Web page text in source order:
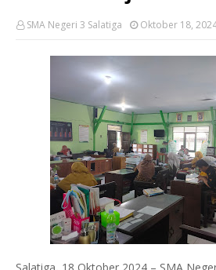
SMA Negeri 3 Salatiga Oktober 18,